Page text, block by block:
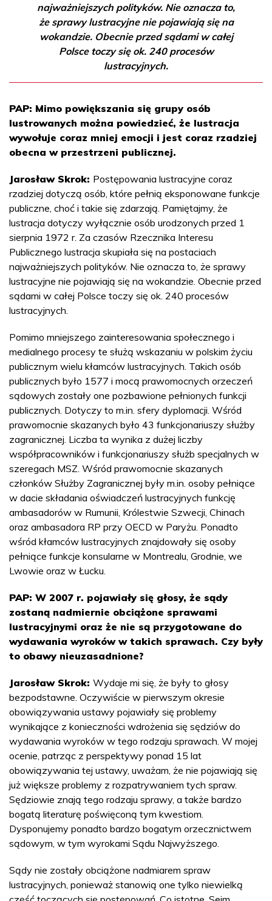
najważniejszych polityków. Nie oznacza to,
że sprawy lustracyjne nie pojawiają się na
wokandzie. Obecnie przed sądami w całej
Polsce toczy się ok. 240 procesów
lustracyjnych.
PAP: Mimo powiększania się grupy osób
lustrowanych można powiedzieć, że lustracja
wywołuje coraz mniej emocji i jest coraz rzadziej
obecna w przestrzeni publicznej.
Jarosław Skrok: Postępowania lustracyjne coraz
rzadziej dotyczą osób, które pełnią eksponowane funkcje
publiczne, choć i takie się zdarzają. Pamiętajmy, że
lustracja dotyczy wyłącznie osób urodzonych przed 1
sierpnia 1972 r. Za czasów Rzecznika Interesu
Publicznego lustracja skupiała się na postaciach
najważniejszych polityków. Nie oznacza to, że sprawy
lustracyjne nie pojawiają się na wokandzie. Obecnie przed
sądami w całej Polsce toczy się ok. 240 procesów
lustracyjnych.
Pomimo mniejszego zainteresowania społecznego i
medialnego procesy te służą wskazaniu w polskim życiu
publicznym wielu kłamców lustracyjnych. Takich osób
publicznych było 1577 i mocą prawomocnych orzeczeń
sądowych zostały one pozbawione pełnionych funkcji
publicznych. Dotyczy to m.in. sfery dyplomacji. Wśród
prawomocnie skazanych było 43 funkcjonariuszy służby
zagranicznej. Liczba ta wynika z dużej liczby
współpracowników i funkcjonariuszy służb specjalnych w
szeregach MSZ. Wśród prawomocnie skazanych
członków Służby Zagranicznej były m.in. osoby pełniące
w dacie składania oświadczeń lustracyjnych funkcję
ambasadorów w Rumunii, Królestwie Szwecji, Chinach
oraz ambasadora RP przy OECD w Paryżu. Ponadto
wśród kłamców lustracyjnych znajdowały się osoby
pełniące funkcje konsularne w Montrealu, Grodnie, we
Lwowie oraz w Łucku.
PAP: W 2007 r. pojawiały się głosy, że sądy
zostaną nadmiernie obciążone sprawami
lustracyjnymi oraz że nie są przygotowane do
wydawania wyroków w takich sprawach. Czy były
to obawy nieuzasadnione?
Jarosław Skrok: Wydaje mi się, że były to głosy
bezpodstawne. Oczywiście w pierwszym okresie
obowiązywania ustawy pojawiały się problemy
wynikające z konieczności wdrożenia się sędziów do
wydawania wyroków w tego rodzaju sprawach. W mojej
ocenie, patrząc z perspektywy ponad 15 lat
obowiązywania tej ustawy, uważam, że nie pojawiają się
już większe problemy z rozpatrywaniem tych spraw.
Sędziowie znają tego rodzaju sprawy, a także bardzo
bogatą literaturę poświęconą tym kwestiom.
Dysponujemy ponadto bardzo bogatym orzecznictwem
sądowym, w tym wyrokami Sądu Najwyższego.
Sądy nie zostały obciążone nadmiarem spraw
lustracyjnych, ponieważ stanowią one tylko niewielką